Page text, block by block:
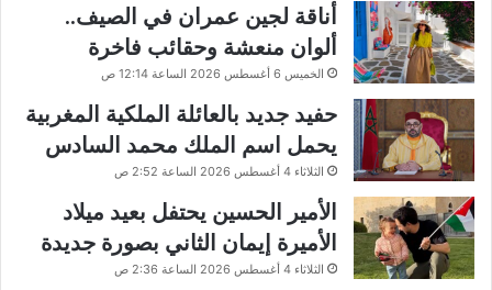
أناقة لجين عمران في الصيف..
ألوان منعشة وحقائب فاخرة
الخميس 6 أغسطس 2026 الساعة 12:14 ص
حفيد جديد بالعائلة الملكية المغربية
يحمل اسم الملك محمد السادس
الثلاثاء 4 أغسطس 2026 الساعة 2:52 ص
الأمير الحسين يحتفل بعيد ميلاد
الأميرة إيمان الثاني بصورة جديدة
الثلاثاء 4 أغسطس 2026 الساعة 2:36 ص